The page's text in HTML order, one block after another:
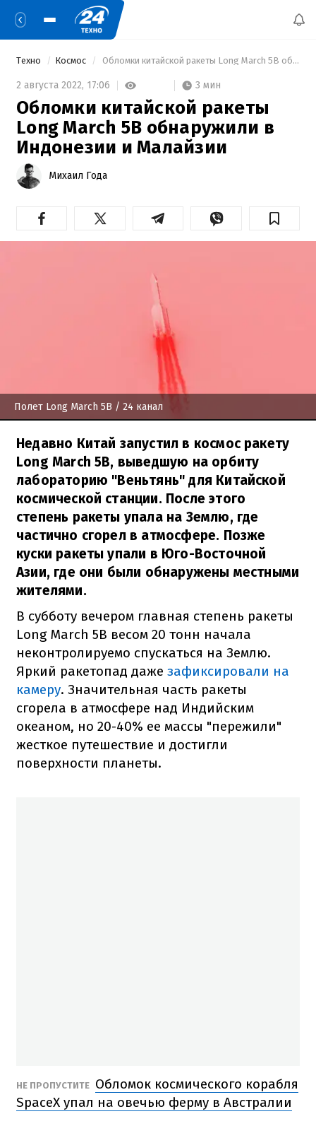
Техно Космос Обломки китайской ракеты Long March 5B обнаружили в Индонезии и Малайзии
2 августа 2022, 17:06 3 мин
Обломки китайской ракеты
Long March 5B обнаружили в
Индонезии и Малайзии
Михаил Года
Полет Long March 5B / 24 канал
Недавно Китай запустил в космос ракету
Long March 5B, выведшую на орбиту
лабораторию "Веньтянь" для Китайской
космической станции. После этого
степень ракеты упала на Землю, где
частично сгорел в атмосфере. Позже
куски ракеты упали в Юго-Восточной
Азии, где они были обнаружены местными
жителями.
В субботу вечером главная степень ракеты
Long March 5B весом 20 тонн начала
неконтролируемо спускаться на Землю.
Яркий ракетопад даже зафиксировали на
камеру. Значительная часть ракеты
сгорела в атмосфере над Индийским
океаном, но 20-40% ее массы "пережили"
жесткое путешествие и достигли
поверхности планеты.
НЕ ПРОПУСТИТЕ Обломок космического корабля
SpaceX упал на овечью ферму в Австралии